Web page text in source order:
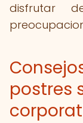
disfrutar
postres